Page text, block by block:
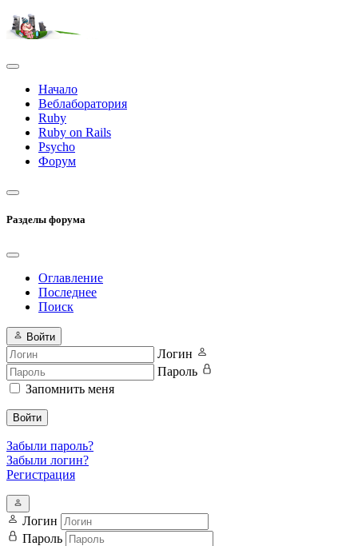
Начало
Веблаборатория
Ruby
Ruby on Rails
Psycho
Форум
Разделы форума
Оглавление
Последнее
Поиск
Войти
Логин
Пароль
Запомнить меня
Войти
Забыли пароль?
Забыли логин?
Регистрация
Логин
Пароль